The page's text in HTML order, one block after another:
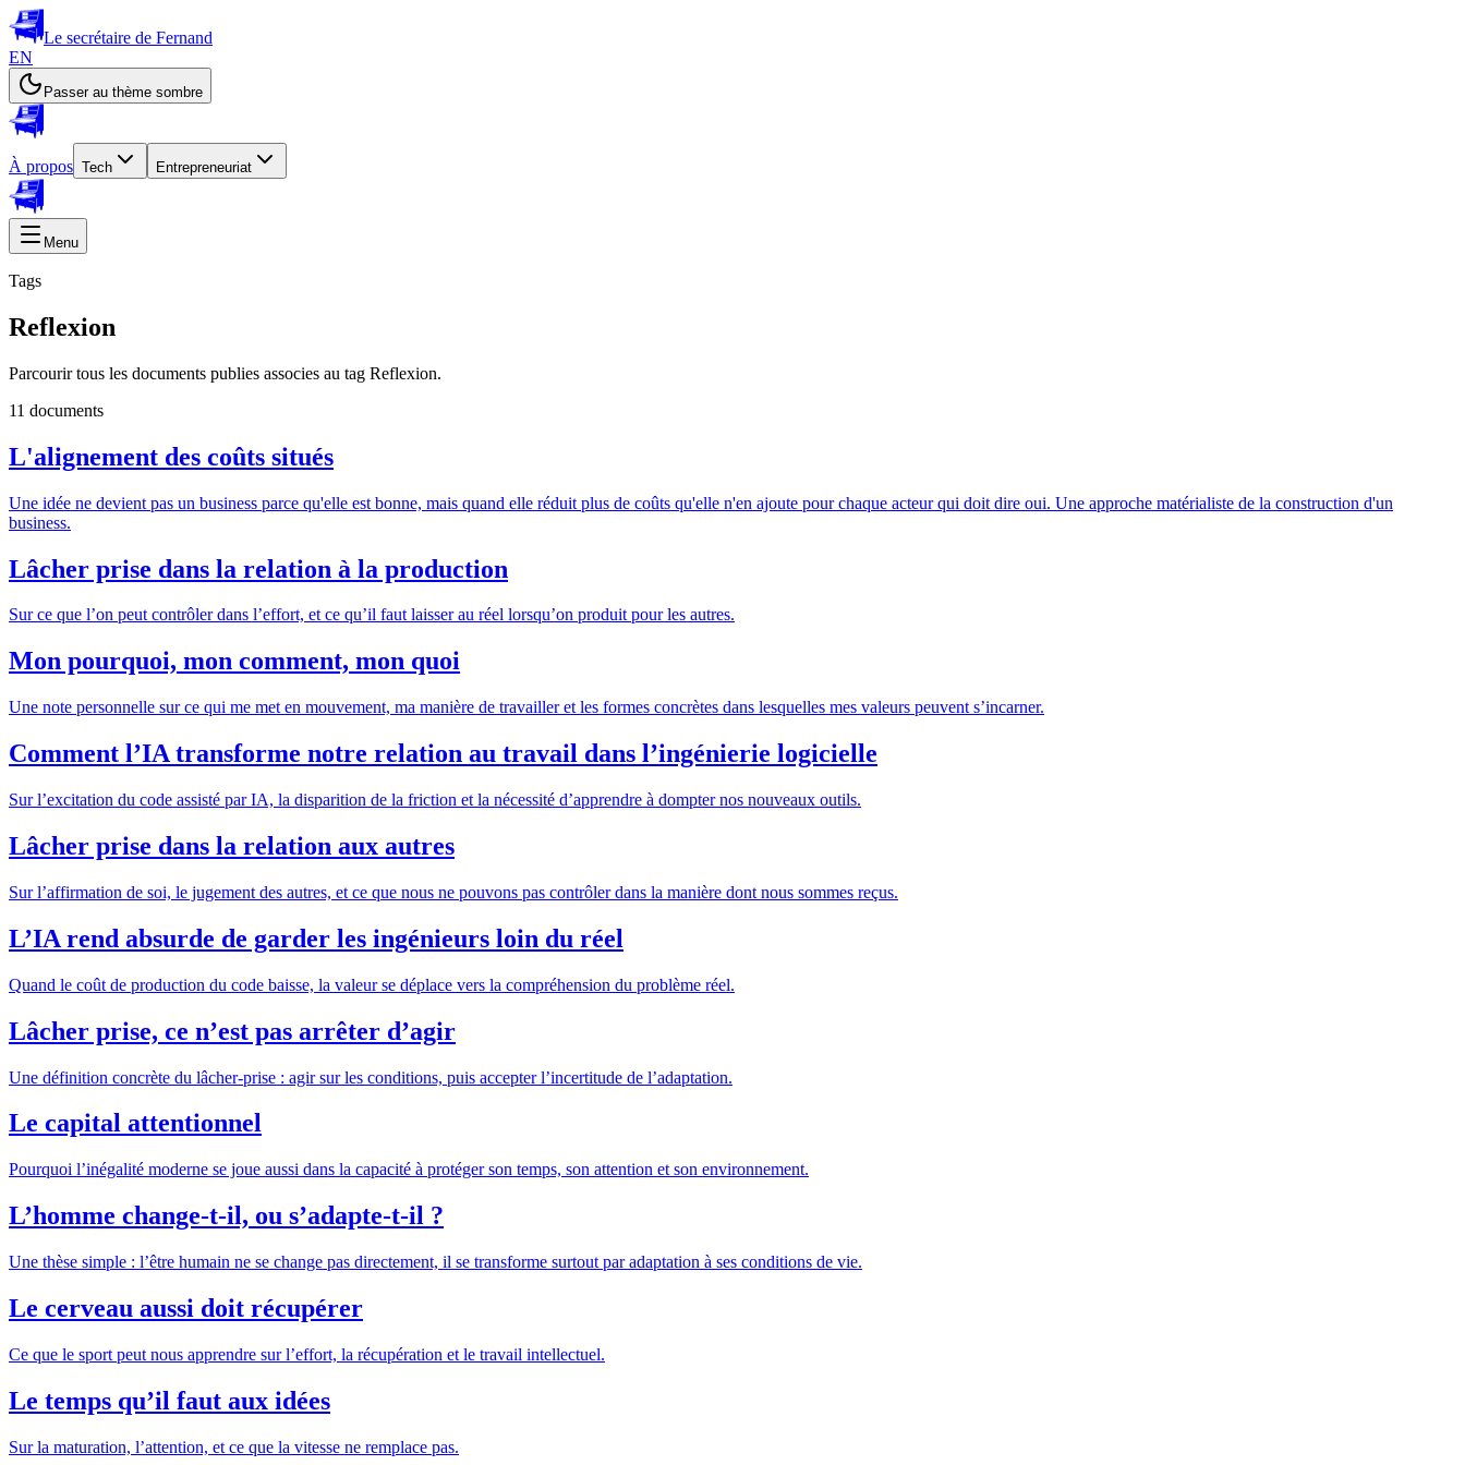
Le secrétaire de Fernand
EN
Passer au thème sombre
À propos Tech Entrepreneuriat
Menu
Tags
Reflexion
Parcourir tous les documents publies associes au tag Reflexion.
11 documents
L'alignement des coûts situés
Une idée ne devient pas un business parce qu'elle est bonne, mais quand elle réduit plus de coûts qu'elle n'en ajoute pour chaque acteur qui doit dire oui. Une approche matérialiste de la construction d'un
business.
Lâcher prise dans la relation à la production
Sur ce que l’on peut contrôler dans l’effort, et ce qu’il faut laisser au réel lorsqu’on produit pour les autres.
Mon pourquoi, mon comment, mon quoi
Une note personnelle sur ce qui me met en mouvement, ma manière de travailler et les formes concrètes dans lesquelles mes valeurs peuvent s’incarner.
Comment l’IA transforme notre relation au travail dans l’ingénierie logicielle
Sur l’excitation du code assisté par IA, la disparition de la friction et la nécessité d’apprendre à dompter nos nouveaux outils.
Lâcher prise dans la relation aux autres
Sur l’affirmation de soi, le jugement des autres, et ce que nous ne pouvons pas contrôler dans la manière dont nous sommes reçus.
L’IA rend absurde de garder les ingénieurs loin du réel
Quand le coût de production du code baisse, la valeur se déplace vers la compréhension du problème réel.
Lâcher prise, ce n’est pas arrêter d’agir
Une définition concrète du lâcher-prise : agir sur les conditions, puis accepter l’incertitude de l’adaptation.
Le capital attentionnel
Pourquoi l’inégalité moderne se joue aussi dans la capacité à protéger son temps, son attention et son environnement.
L’homme change-t-il, ou s’adapte-t-il ?
Une thèse simple : l’être humain ne se change pas directement, il se transforme surtout par adaptation à ses conditions de vie.
Le cerveau aussi doit récupérer
Ce que le sport peut nous apprendre sur l’effort, la récupération et le travail intellectuel.
Le temps qu’il faut aux idées
Sur la maturation, l’attention, et ce que la vitesse ne remplace pas.